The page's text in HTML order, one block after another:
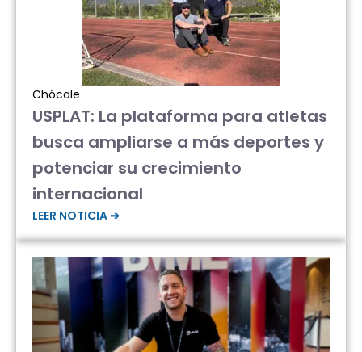
Chócale
USPLAT: La plataforma para atletas
busca ampliarse a más deportes y
potenciar su crecimiento
internacional
LEER NOTICIA ➔